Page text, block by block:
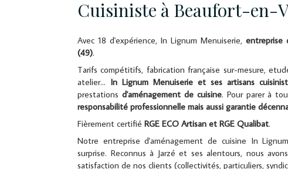
Cuisiniste à Beaufort-en-
Avec 18 d'expérience, In Lignum Menuiserie, entreprise
(49).
Tarifs compétitifs, fabrication française sur-mesure,
atelier... In Lignum Menuiserie et ses artisans
prestations d'aménagement de cuisine. Pour parer à
responsabilité professionnelle mais aussi garantie
Fièrement certifié RGE ECO Artisan et RGE Qualibat.
Notre entreprise d'aménagement de cuisine In
surprise. Reconnus à Jarzé et ses alentours, nous
satisfaction de nos clients (collectivités, particuliers,